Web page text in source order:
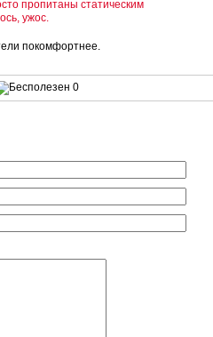
пропитаны статическим
ужос.
покомфортнее.
0